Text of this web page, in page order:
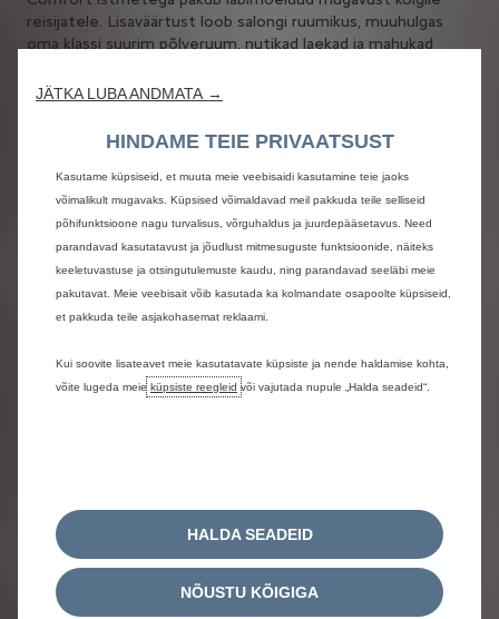
reisijatele. Lisaväärtust loob salongi ruumikus, muuhulgas
oma klassi suurim põlveruum, nutikad laekad ja mahukad
Citroën™ abil saab kaasreisija hõlpsalt ja turvaliselt
Citroëni uuenduslik vedrustus - Progressive Hydraulic
sujuvamate ebatasasuste korral, tekitades maagilise
“lendava vaiba” tunde ja tagades ülisujuva sõidu ka
ebatasastel pindadel sõites.
Interjööri valguslahendused, materjalivalik ja panoraamkatus
muudavad kõigi reisijate olemise mugavaks ja mõnusaks. 20
juhiabisüsteemi, mis võimaldavad muuhulgas ka auto
poolautonoomse juhtimise, tagavad igakülgse
Hea väljanägemisega ja praktiline
2670 mm, kerepikkus 4360 mm, laius 1800 mm ja kõrgus
1525 mm.
Isikupärane katusejoon koos kaldus tagaaknaga on justkui
kummardus ikoonilisele Citroën GS-le.
JÄTKA LUBA ANDMATA →
HINDAME TEIE PRIVAATSUST
Kasutame küpsiseid, et muuta meie veebisaidi kasutamine teie jaoks
võimalikult mugavaks. Küpsised võimaldavad meil pakkuda teile selliseid
põhifunktsioone nagu turvalisus, võrguhaldus ja juurdepääsetavus. Need
parandavad kasutatavust ja jõudlust mitmesuguste funktsioonide, näiteks
keeletuvastuse ja otsingutulemuste kaudu, ning parandavad seeläbi meie
pakutavat. Meie veebisait võib kasutada ka kolmandate osapoolte küpsiseid,
et pakkuda teile asjakohasemat reklaami.
Kui soovite lisateavet meie kasutatavate küpsiste ja nende haldamise kohta,
võite lugeda meie küpsiste reegleid või vajutada nupule „Halda seadeid“.
HALDA SEADEID
NÕUSTU KÕIGIGA